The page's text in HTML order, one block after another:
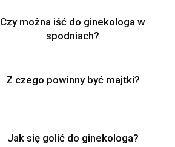
Czy można iść do ginekologa w
spodniach?
Z czego powinny być majtki?
Jak się golić do ginekologa?